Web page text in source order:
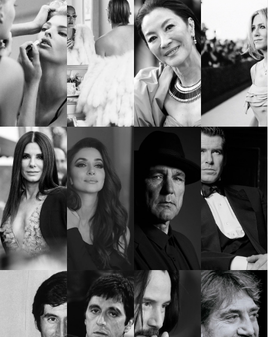
Wine&Dine
Подкасти
Мода
Dialogue
Изкуство
Красота
Цветно
Гурме
Пътувай
Wellness
Условия за
ползване
За нас
Реклама
Политика за
поверителност
ModerenDom
СЛЕДВАЙТЕ НИ
Facebook Instagram Twitter
Pinterest
YouTube
Spotify Soundcloud
Ако нашият сайт ви харесва, можете да се абонирате за
седмичния ни нюзлетър тук:
© 2026, HighViewArt | Всички права запазени